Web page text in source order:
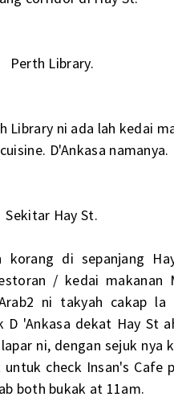
Perth Library.
Library ni ada lah kedai
D'Ankasa namanya.
Sekitar Hay St.
korang di sepanjang
/ kedai makanan
ni takyah cakap la
D 'Ankasa dekat Hay St
ni, dengan sejuk nya
check Insan's Cafe
both bukak at 11am.